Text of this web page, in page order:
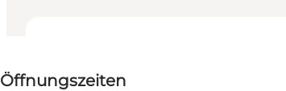
Öffnungszeiten
Website besuchen